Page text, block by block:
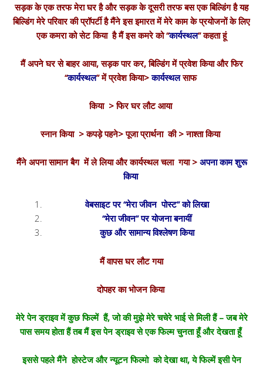
सड़क के एक तरफ मेरा घर है और सड़क के दूसरी तरफ बस एक बिल्डिंग है यह
बिल्डिंग मेरे परिवार की प्रॉपर्टी है मैंने इस इमारत में मेरे काम के प्रयोजनों के लिए
एक कमरा को सेट किया है मैं इस कमरे को “कार्यस्थल” कहता हूं
मैं अपने घर से बाहर आया, सड़क पार कर, बिल्डिंग में प्रवेश किया और फिर
“कार्यस्थल” में प्रवेश किया>कार्यस्थलसाफ
किया > फिर घर लौट आया
स्नान किया > कपड़े पहने> पूजा प्रार्थना की > नाश्ता किया
मैंने अपना सामान बैग में ले लिया और कार्यस्थल चला गया >अपना काम शुरू
किया
वेबसाइट पर “मेरा जीवन पोस्ट” को लिखा
“मेरा जीवन” पर योजना बनायीं
कुछ और सामान्य विश्लेषण किया
मैं वापस घर लौट गया
दोपहर का भोजन किया
मेरे पेन ड्राइव में कुछ फिल्में हैं, जो की मुझे मेरे चचेरे भाई से मिली हैं – जब मेरे
पास समय होता हैं तब मैं इस पेन ड्राइव से एक फिल्म चुनता हूँ और देखता हूँ
इससे पहले मैंने होस्टेज और न्यूटन फिल्मो को देखा था, ये फिल्में इसी पेन